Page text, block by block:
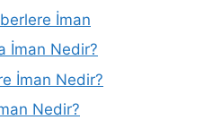
İman
İman Nedir?
İman Nedir?
Nedir?